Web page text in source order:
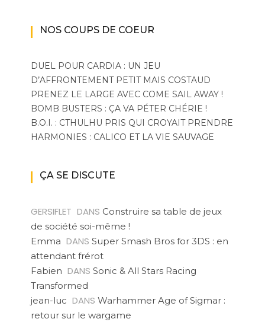
NOS COUPS DE COEUR
DUEL POUR CARDIA : UN JEU
D’AFFRONTEMENT PETIT MAIS COSTAUD
PRENEZ LE LARGE AVEC COME SAIL AWAY !
BOMB BUSTERS : ÇA VA PÉTER CHÉRIE !
B.O.I. : CTHULHU PRIS QUI CROYAIT PRENDRE
HARMONIES : CALICO ET LA VIE SAUVAGE
ÇA SE DISCUTE
GERSIFLET DANS Construire sa table de jeux
de société soi-même !
Emma DANS Super Smash Bros for 3DS : en
attendant frérot
Fabien DANS Sonic & All Stars Racing
Transformed
jean-luc DANS Warhammer Age of Sigmar :
retour sur le wargame